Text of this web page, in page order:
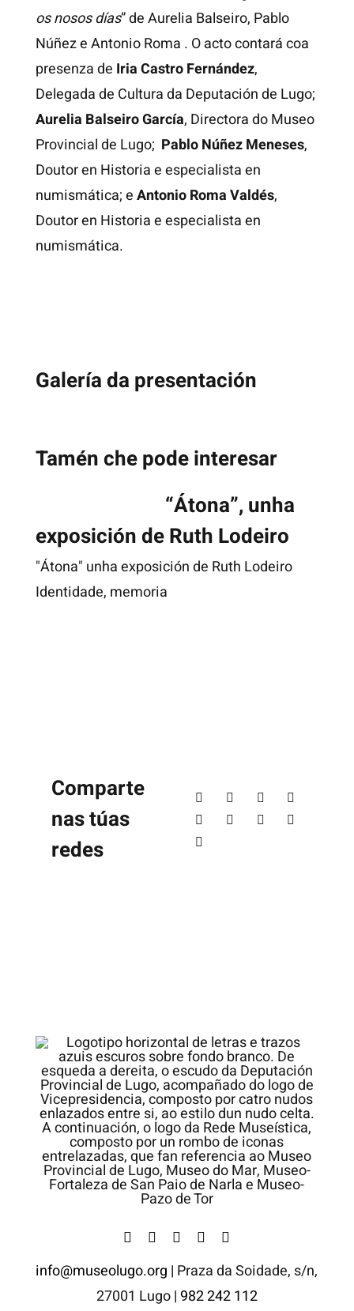
os nosos días” de Aurelia Balseiro, Pablo
Núñez e Antonio Roma . O acto contará coa
presenza de Iria Castro Fernández,
Delegada de Cultura da Deputación de Lugo;
Aurelia Balseiro García, Directora do Museo
Provincial de Lugo; Pablo Núñez Meneses,
Doutor en Historia e especialista en
numismática; eAntonio Roma Valdés,
Doutor en Historia e especialista en
numismática.
Galería da presentación
Tamén che pode interesar
“Átona”, unha
exposición de Ruth Lodeiro
"Átona" unha exposición de Ruth Lodeiro
Identidade, memoria
Comparte
nas túas
redes
info@museolugo.org | Praza da Soidade, s/n,
27001 Lugo| 982 242 112